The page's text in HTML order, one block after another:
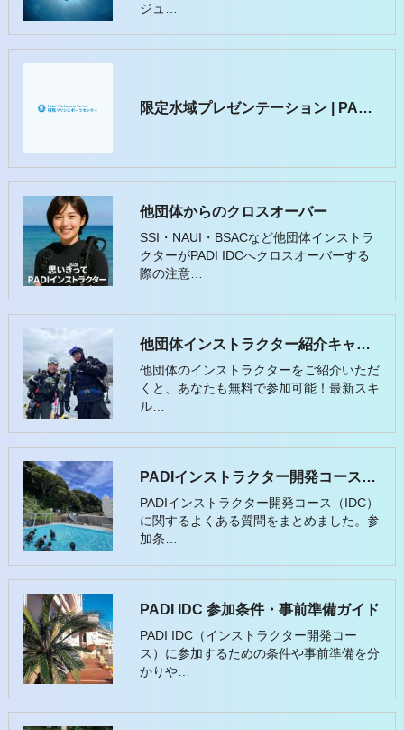
ジュ…
限定水域プレゼンテーション | PADI IDC 候補生向
他団体からのクロスオーバー
SSI・NAUI・BSACなど他団体インストラ
クターがPADI IDCへクロスオーバーする
際の注意…
他団体インストラクター紹介キャンペーン｜スキルアップ特典付き！
他団体のインストラクターをご紹介いただ
くと、あなたも無料で参加可能！最新スキ
ル…
PADIインストラクター開発コース（IDC）FAQ完全版
PADIインストラクター開発コース（IDC）
に関するよくある質問をまとめました。参
加条…
PADI IDC 参加条件・事前準備ガイド
PADI IDC（インストラクター開発コー
ス）に参加するための条件や事前準備を分
かりや…